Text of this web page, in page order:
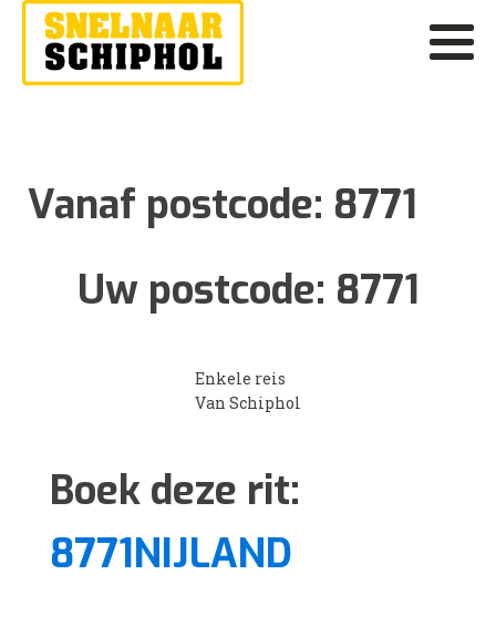
Vanaf postcode: 8771
Uw postcode: 8771
Enkele reis
Van Schiphol
Boek deze rit:
8771NIJLAND